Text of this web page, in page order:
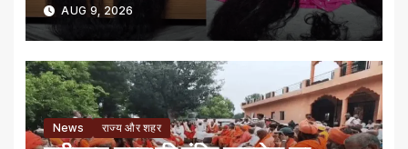
AUG 9, 2026
News राज्य और शहर